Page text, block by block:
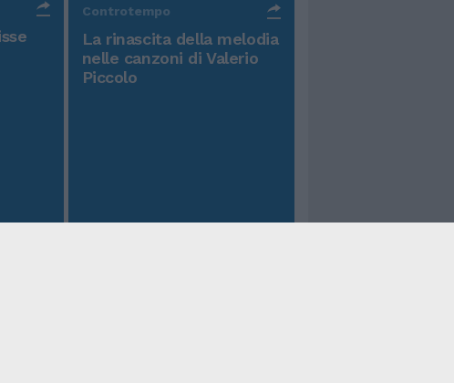
Controtempo
La rinascita della melodia
nelle canzoni di Valerio
Piccolo